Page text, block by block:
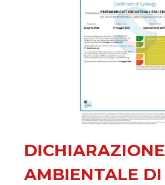
DICHIARAZIONE
AMBIENTALE DI